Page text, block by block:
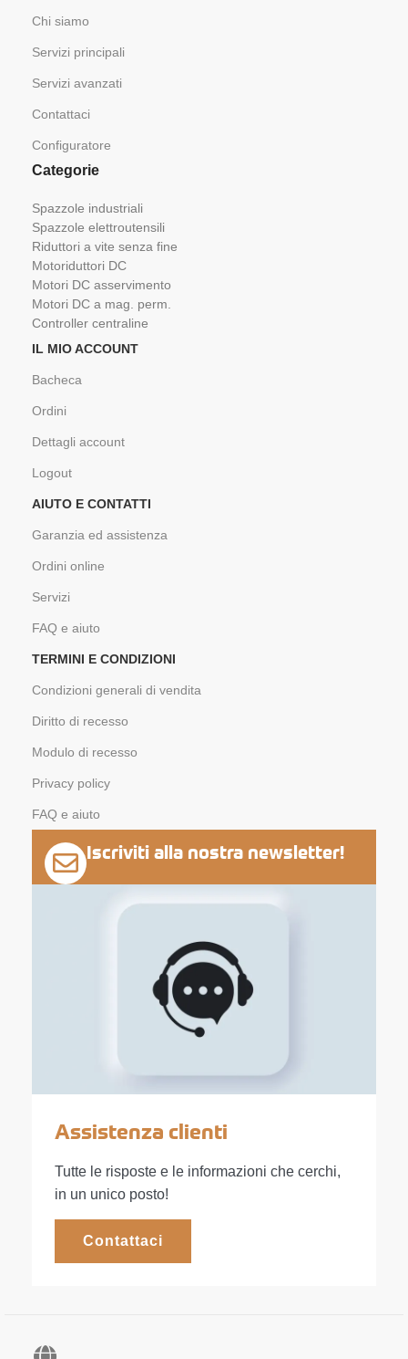
Chi siamo
Servizi principali
Servizi avanzati
Contattaci
Configuratore
Categorie
Spazzole industriali
Spazzole elettroutensili
Riduttori a vite senza fine
Motoriduttori DC
Motori DC asservimento
Motori DC a mag. perm.
Controller centraline
IL MIO ACCOUNT
Bacheca
Ordini
Dettagli account
Logout
AIUTO E CONTATTI
Garanzia ed assistenza
Ordini online
Servizi
FAQ e aiuto
TERMINI E CONDIZIONI
Condizioni generali di vendita
Diritto di recesso
Modulo di recesso
Privacy policy
FAQ e aiuto
Iscriviti alla nostra newsletter!
Assistenza clienti
Tutte le risposte e le informazioni che cerchi,
in un unico posto!
Contattaci